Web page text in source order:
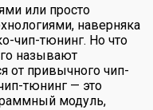
или просто
наверняка
чип-тюнинг. Но что
называют
от привычного чип-
тюнинг — это
модуль,